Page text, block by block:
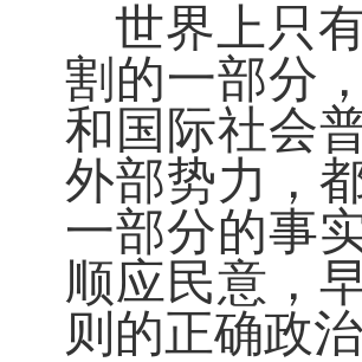
世界上只
割的一部分
和国际社会
外部势力，
一部分的事
顺应民意，
则的正确政治